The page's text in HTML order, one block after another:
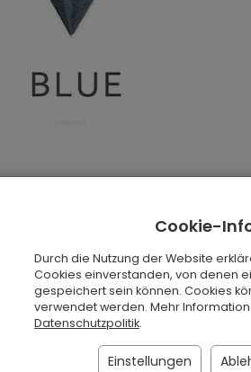
Cookie-
Durch die Nutzung der Website
Cookies einverstanden, von denen
gespeichert sein können. Cookies
verwendet werden. Mehr
Datenschutzpolitik.
Einstellungen